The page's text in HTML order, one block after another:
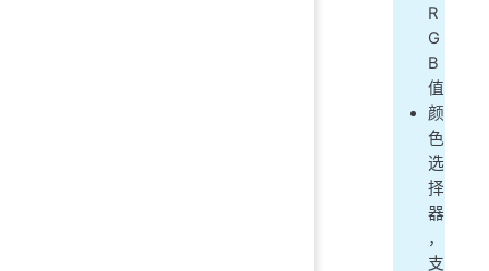
R
G
B
值
颜
色
选
择
器
，
支